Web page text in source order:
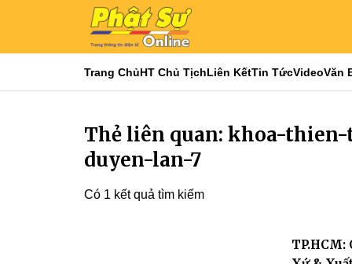
Trang ChủHT Chủ TịchLiên KếtTin TứcVideoVăn
Thẻ liên quan: khoa-
duyen-lan-7
Có 1 kết quả tìm kiếm